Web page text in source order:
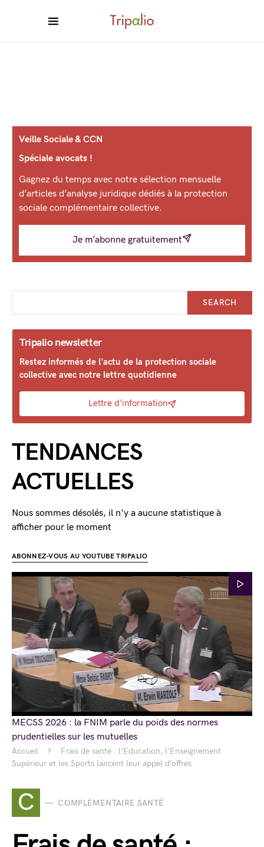
Accueil
Frais de santé : l’Education, l’Enseignement
Supérieur et les Sports lancent leur appel d’offres
C COMPLÉMENTAIRE SANTÉ
Veille Sociale & CCN
Spéciale avocats !
Gagnez du temps avec notre sélection mensuelle
d’articles d’analyse juridique dédiés à la protection
sociale complémentaire collective.
Je m’abonne gratuitement
SEARCH
Tripalio newsletter
Restez informés de l'actu de la protection sociale
collective avec notre lettre quotidienne
Lettre d'information
TENDANCES
ACTUELLES
Nous sommes désolés, il n'y a aucune statistique à
afficher pour le moment
ABONNEZ-VOUS AU YOUTUBE TRIPALIO
MECSS 2026 : la FNIM parle du poids des normes
prudentielles sur les mutuelles